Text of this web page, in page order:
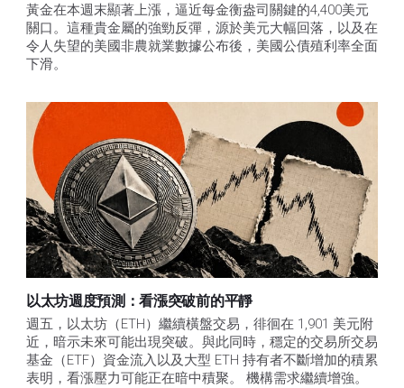
黃金在本週末顯著上漲，逼近每金衡盎司關鍵的4,400美元
關口。這種貴金屬的強勁反彈，源於美元大幅回落，以及在
令人失望的美國非農就業數據公布後，美國公債殖利率全面
下滑。
以太坊週度預測：看漲突破前的平靜
週五，以太坊（ETH）繼續橫盤交易，徘徊在 1,901 美元附
近，暗示未來可能出現突破。與此同時，穩定的交易所交易
基金（ETF）資金流入以及大型 ETH 持有者不斷增加的積累
表明，看漲壓力可能正在暗中積聚。 機構需求繼續增強。